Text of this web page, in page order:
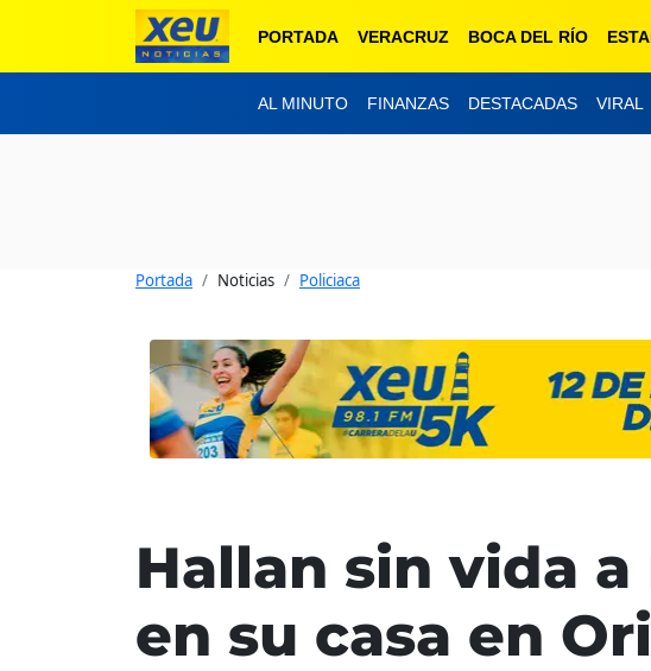
PORTADA VERACRUZ BOCA DEL RÍO
AL MINUTO FINANZAS DESTACADAS VIRAL
Portada Noticias Policiaca
Hallan sin vida
en su casa en